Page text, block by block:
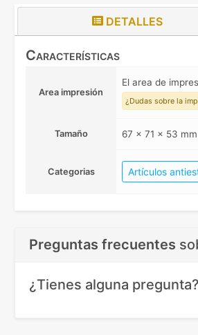
DETALLES
Características
Area impresión
El area de
¿Dudas sobre la
Tamaño 67 x 71 x 53
Categorias Artículos
Preguntas frecuentes
¿Tienes alguna pregunta?